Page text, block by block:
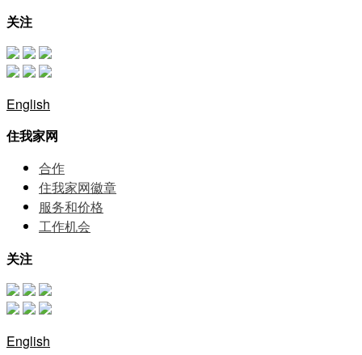
关注
English
住我家网
合作
住我家网徽章
服务和价格
⼯作机会
关注
English